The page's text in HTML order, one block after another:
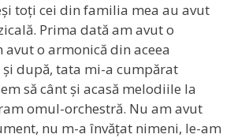
toți cei din familia mea au avut
Prima dată am avut o
o armonică din aceea
și după, tata mi-a cumpărat
să cânt și acasă melodiile la
omul-orchestră. Nu am avut
nu m-a învățat nimeni, le-am